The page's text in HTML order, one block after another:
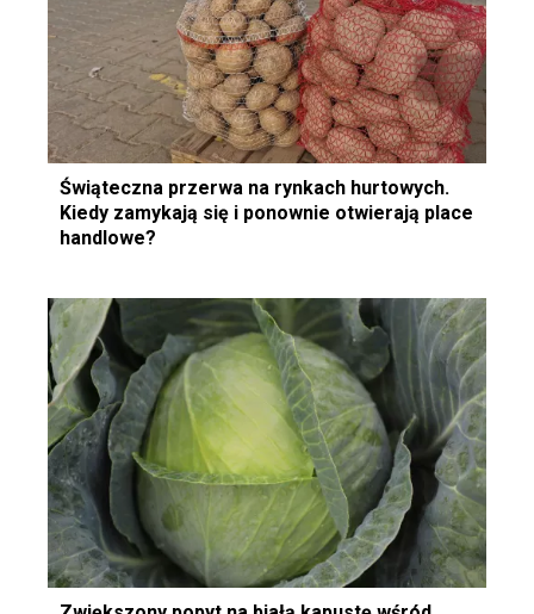
Świąteczna przerwa na rynkach hurtowych.
Kiedy zamykają się i ponownie otwierają place
handlowe?